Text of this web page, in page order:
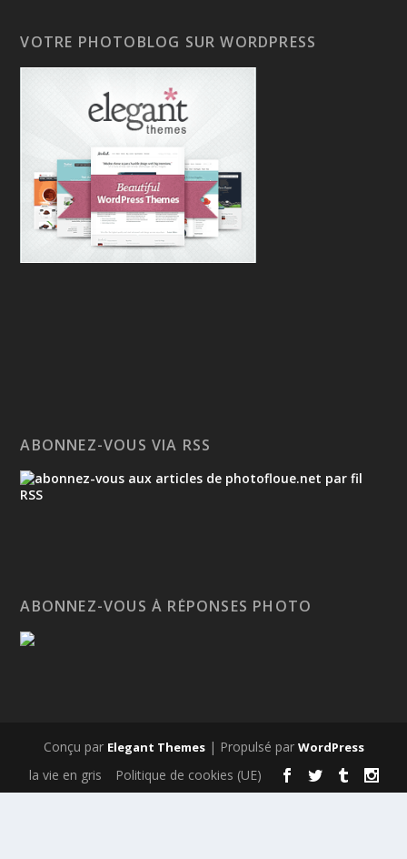
VOTRE PHOTOBLOG SUR WORDPRESS
ABONNEZ-VOUS VIA RSS
ABONNEZ-VOUS À RÉPONSES PHOTO
Conçu par Elegant Themes| Propulsé par WordPress
la vie en gris Politique de cookies (UE)